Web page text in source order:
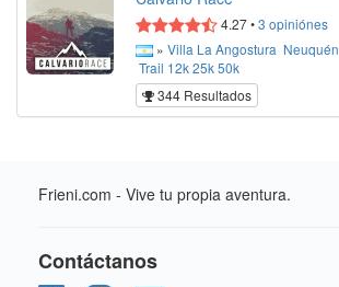
4.27•3 opiniónes
» Villa La Angostura Neuquén
Trail 12k25k50k
344 Resultados
Frieni.com - Vive tu propia aventura.
Contáctanos